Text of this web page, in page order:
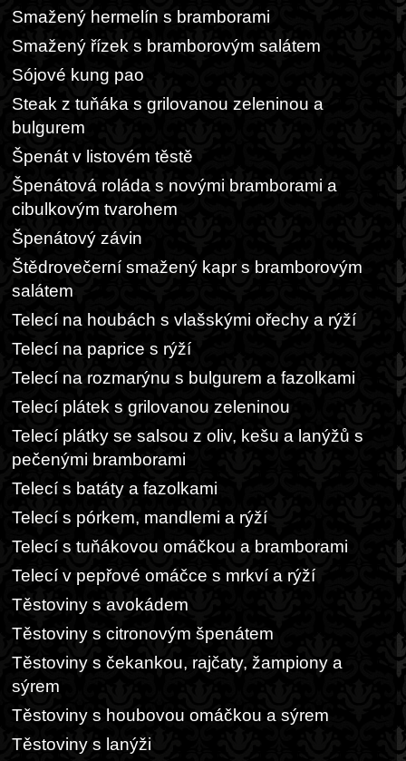
Smažený hermelín s bramborami
Smažený řízek s bramborovým salátem
Sójové kung pao
Steak z tuňáka s grilovanou zeleninou a
bulgurem
Špenát v listovém těstě
Špenátová roláda s novými bramborami a
cibulkovým tvarohem
Špenátový závin
Štědrovečerní smažený kapr s bramborovým
salátem
Telecí na houbách s vlašskými ořechy a rýží
Telecí na paprice s rýží
Telecí na rozmarýnu s bulgurem a fazolkami
Telecí plátek s grilovanou zeleninou
Telecí plátky se salsou z oliv, kešu a lanýžů s
pečenými bramborami
Telecí s batáty a fazolkami
Telecí s pórkem, mandlemi a rýží
Telecí s tuňákovou omáčkou a bramborami
Telecí v pepřové omáčce s mrkví a rýží
Těstoviny s avokádem
Těstoviny s citronovým špenátem
Těstoviny s čekankou, rajčaty, žampiony a
sýrem
Těstoviny s houbovou omáčkou a sýrem
Těstoviny s lanýži